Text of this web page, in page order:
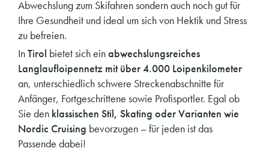
Abwechslung zum Skifahren sondern auch noch gut für
Ihre Gesundheit und ideal um sich von Hektik und Stress
zu befreien.
InTirol bietet sich einabwechslungsreiches
Langlaufloipennetz mit über 4.000 Loipenkilometer
an, unterschiedlich schwere Streckenabschnitte für
Anfänger, Fortgeschrittene sowie Profisportler. Egal ob
Sie den klassischen Stil, Skating oder Varianten wie
Nordic Cruising bevorzugen – für jeden ist das
Passende dabei!